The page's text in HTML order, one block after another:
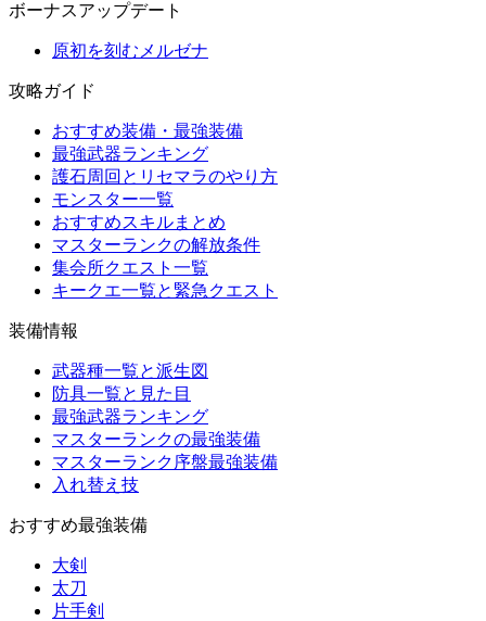
ボーナスアップデート
原初を刻むメルゼナ
攻略ガイド
おすすめ装備・最強装備
最強武器ランキング
護石周回とリセマラのやり方
モンスター一覧
おすすめスキルまとめ
マスターランクの解放条件
集会所クエスト一覧
キークエ一覧と緊急クエスト
装備情報
武器種一覧と派生図
防具一覧と見た目
最強武器ランキング
マスターランクの最強装備
マスターランク序盤最強装備
入れ替え技
おすすめ最強装備
大剣
太刀
片手剣